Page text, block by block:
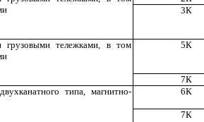
3К
тележками, в том
5К
7К
типа, магнитно-
6К
7К